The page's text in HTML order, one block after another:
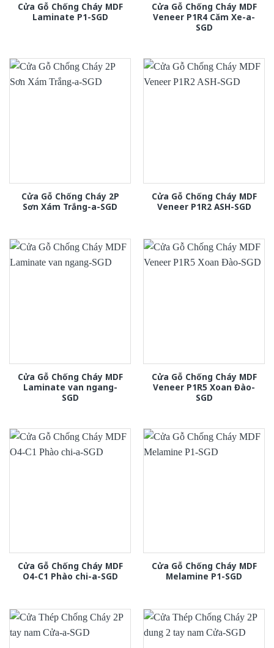
Cửa Gỗ Chống Cháy MDF
Laminate P1-SGD
Cửa Gỗ Chống Cháy MDF
Veneer P1R4 Căm Xe-a-
SGD
Cửa Gỗ Chống Cháy 2P
Sơn Xám Trắng-a-SGD
Cửa Gỗ Chống Cháy MDF
Veneer P1R2 ASH-SGD
Cửa Gỗ Chống Cháy MDF
Laminate van ngang-
SGD
Cửa Gỗ Chống Cháy MDF
Veneer P1R5 Xoan Đào-
SGD
Cửa Gỗ Chống Cháy MDF
O4-C1 Phào chi-a-SGD
Cửa Gỗ Chống Cháy MDF
Melamine P1-SGD